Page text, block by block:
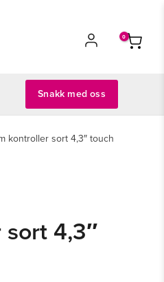
Snakk med oss
kontroller sort 4,3″ touch
4,3″